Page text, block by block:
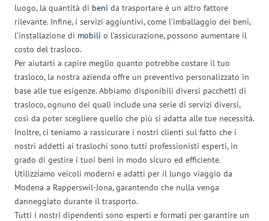
luogo, la quantità di beni da trasportare è un altro fattore
rilevante. Infine, i servizi aggiuntivi, come l’imballaggio dei beni,
l’installazione di mobili o l’assicurazione, possono aumentare il
costo del trasloco.
Per aiutarti a capire meglio quanto potrebbe costare il tuo
trasloco, la nostra azienda offre un preventivo personalizzato in
base alle tue esigenze. Abbiamo disponibili diversi pacchetti di
trasloco, ognuno dei quali include una serie di servizi diversi,
così da poter scegliere quello che più si adatta alle tue necessità.
Inoltre, ci teniamo a rassicurare i nostri clienti sul fatto che i
nostri addetti ai traslochi sono tutti professionisti esperti, in
grado di gestire i tuoi beni in modo sicuro ed efficiente.
Utilizziamo veicoli moderni e adatti per il lungo viaggio da
Modena a Rapperswil-Jona, garantendo che nulla venga
danneggiato durante il trasporto.
Tutti i nostri dipendenti sono esperti e formati per garantire un